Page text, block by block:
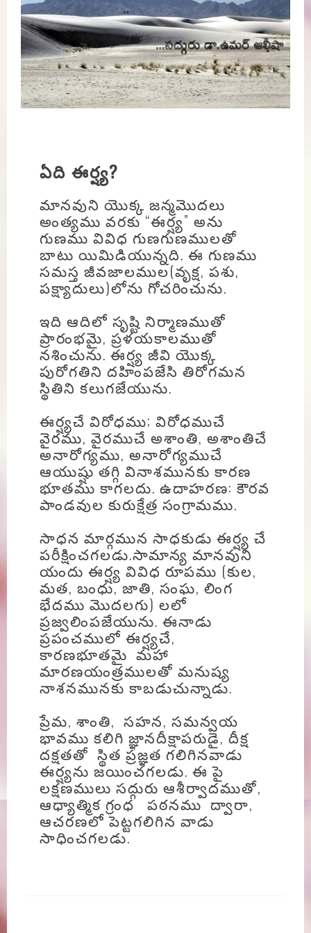
ఏది ఈర్ష్య?
మానవుని యొక్క జన్మమొదలు
అంత్యము వరకు “ఈర్ష్య” అను
గుణము వివిధ గుణగుణములతో
బాటు యిమిడియున్నది. ఈ గుణము
సమస్త జీవజాలముల(వృక్ష, పశు,
పక్ష్యాదులు)లోను గోచరించును.
ఇది ఆదిలో సృష్టి నిర్మాణముతో
ప్రారంభమై, ప్రళయకాలముతో
‌నశించును. ఈర్ష్య జీవి యొక్క
పురోగతిని దహింపజేసి తిరోగమన
స్థితిని కలుగజేయును.
ఈర్ష్యచే విరోధము; విరోధముచే
వైరము, వైరముచే అశాంతి, అశాంతిచే
అనారోగ్యము, అనారోగ్యముచే
ఆయుష్షు తగ్గి వినాశమునకు కారణ
భూతము కాగలదు. ఉదాహరణ: కౌరవ
పాండవుల కురుక్షేత్ర సంగ్రామము.
సాధన మార్గమున సాధకుడు ఈర్ష్య చే
పరీక్షించగలడు.సామాన్య మానవుని
యందు ఈర్ష్య వివిధ రూపము (కుల,
మత, బంధు, జాతి, సంఘ, లింగ
భేదము మొదలగు) లలో
ప్రజ్వలింపజేయును. ఈనాడు
ప్రపంచములో ఈర్ష్యచే,
కారణభూతమై మహా
మారణయంత్రములతో మనుష్య
నాశనమునకు కాబడుచున్నాడు.
ప్రేమ, శాంతి, సహన, సమన్వయ
భావము కలిగి జ్ఞానదీక్షాపరుడై, దీక్ష
దక్షతతో స్థిత ప్రజ్ఞత గలిగినవాడు
ఈర్ష్యను జయించగలడు. ఈ పై
లక్షణములు సద్గురు ఆశీర్వాదముతో,
ఆధ్యాత్మిక గ్రంధ పఠనము ద్వారా,
ఆచరణలో పెట్టగలిగిన వాడు
సాధించగలడు.